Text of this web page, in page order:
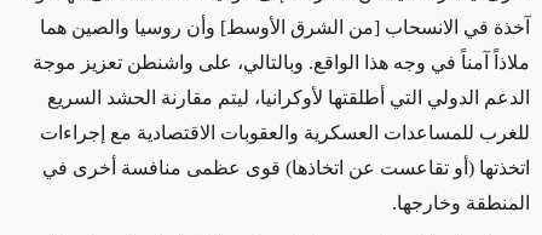
آخذة في الانسحاب [من الشرق الأوسط] وأن روسيا والصين هما
ملاذاً آمناً في وجه هذا الواقع. وبالتالي، على واشنطن تعزيز موجة
الدعم الدولي التي أطلقتها لأوكرانيا، ليتم مقارنة الحشد السريع
للغرب للمساعدات العسكرية والعقوبات الاقتصادية مع إجراءات
اتخذتها (أو تقاعست عن اتخاذها) قوى عظمى منافسة أخرى في
المنطقة وخارجها.